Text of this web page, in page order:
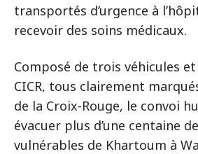
transportés d’urgence à
recevoir des soins médicaux.
Composé de trois véhicules
CICR, tous clairement
de la Croix-Rouge, le convoi
évacuer plus d’une centaine
vulnérables de Khartoum à